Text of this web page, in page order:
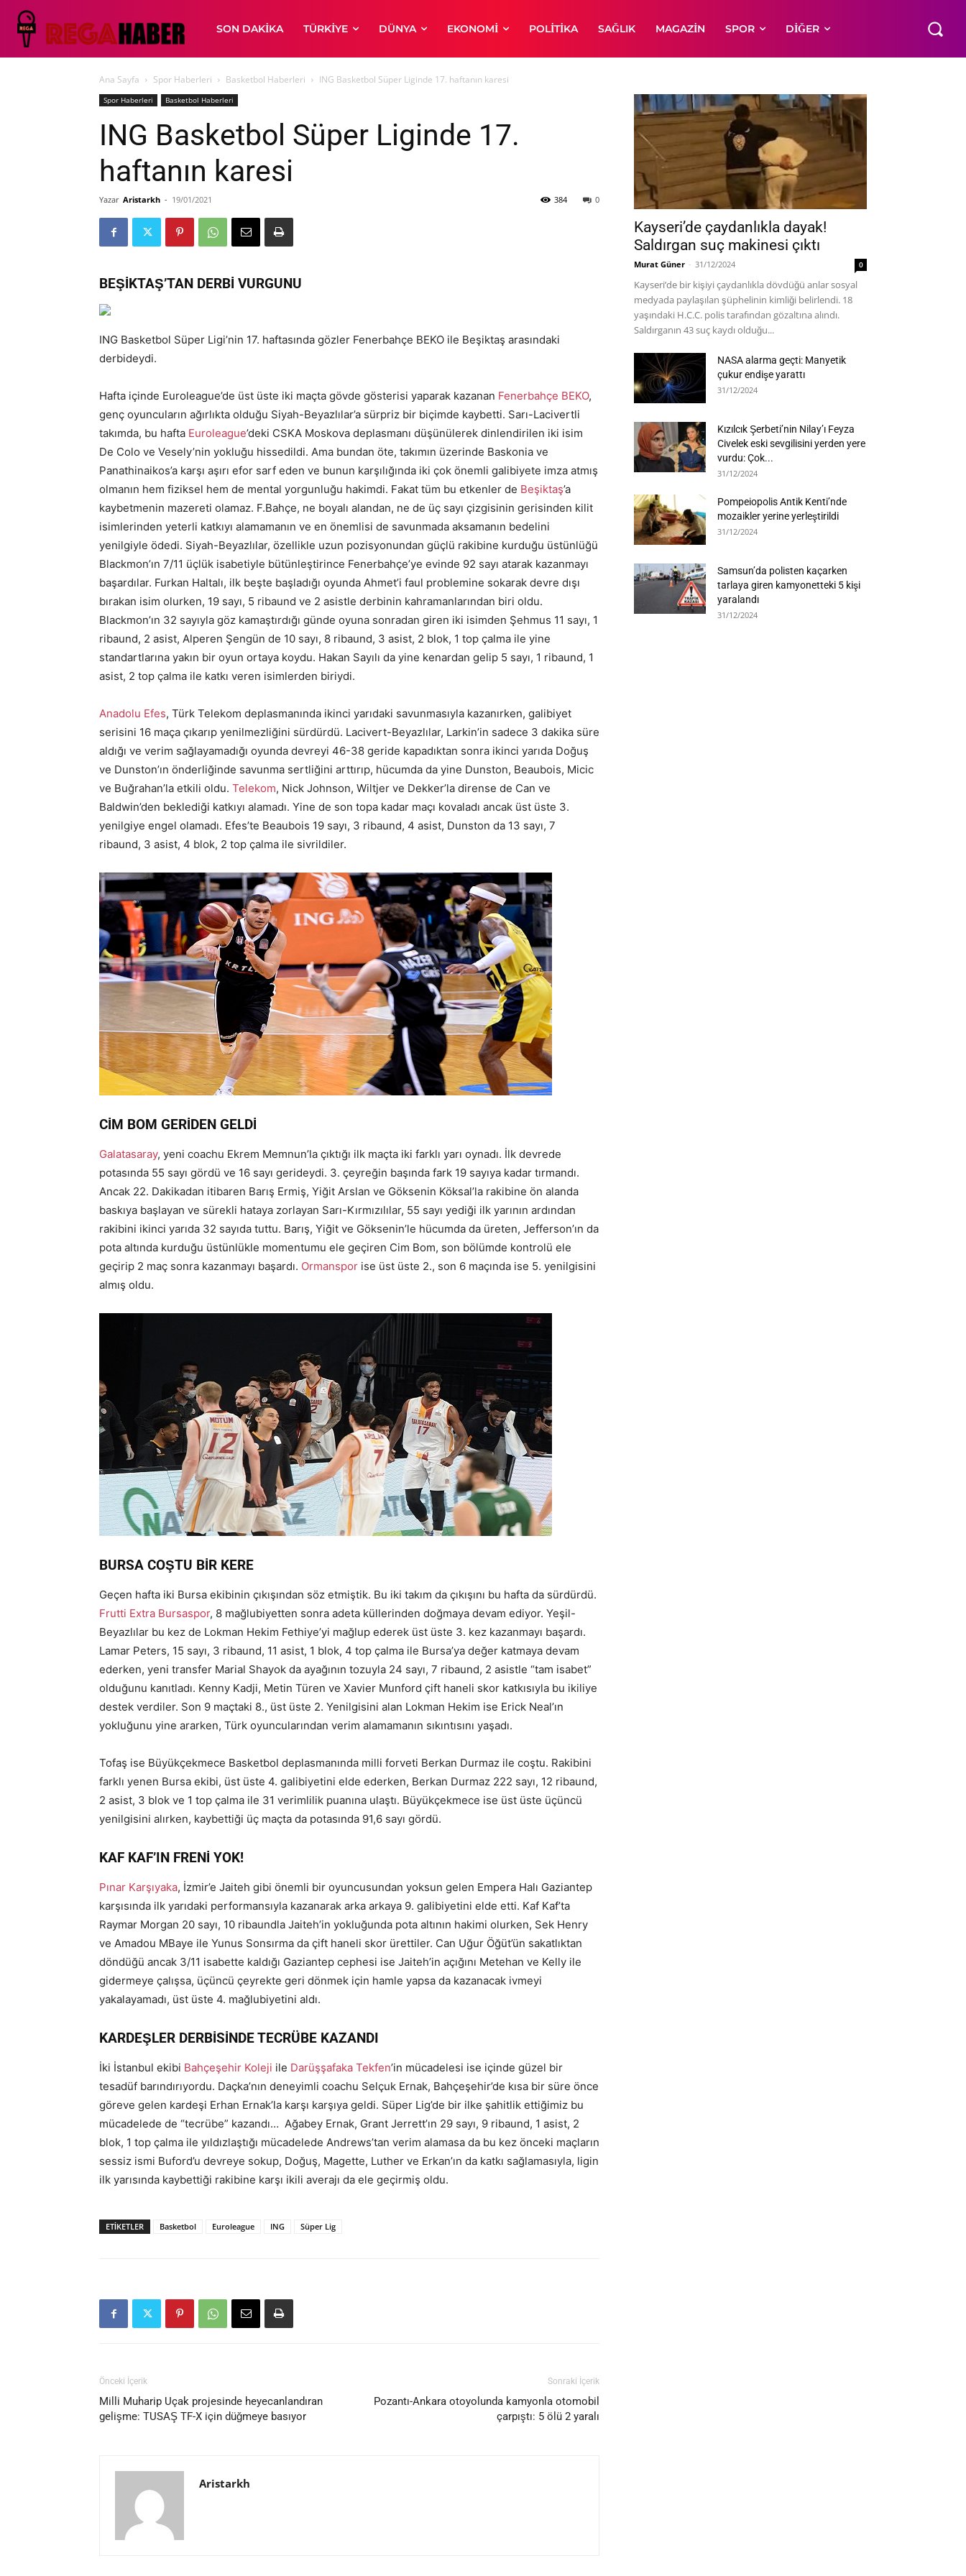
SON DAKIKA TÜRKIYE DÜNYA EKONOMI POLITIKA SAĞLIK MAGAZIN SPOR DIĞER
Ana Sayfa Spor Haberleri Basketbol Haberleri ING Basketbol Süper Liginde 17. haftanın karesi
Spor Haberleri Basketbol Haberleri
ING Basketbol Süper Liginde 17.
haftanın karesi
Yazar Aristarkh - 19/01/2021 0
384
BEŞİKTAŞ’TAN DERBİ VURGUNU
ING Basketbol Süper Ligi’nin 17. haftasında gözler Fenerbahçe BEKO ile Beşiktaş arasındaki
derbideydi.
Hafta içinde Euroleague’de üst üste iki maçta gövde gösterisi yaparak kazanan Fenerbahçe BEKO,
genç oyuncuların ağırlıkta olduğu Siyah-Beyazlılar’a sürpriz bir biçimde kaybetti. Sarı-Lacivertli
takımda, bu hafta Euroleague’deki CSKA Moskova deplasmanı düşünülerek dinlendirilen iki isim
De Colo ve Vesely’nin yokluğu hissedildi. Ama bundan öte, takımın üzerinde Baskonia ve
Panathinaikos’a karşı aşırı efor sarf eden ve bunun karşılığında iki çok önemli galibiyete imza atmış
olmanın hem fiziksel hem de mental yorgunluğu hakimdi. Fakat tüm bu etkenler de Beşiktaş’a
kaybetmenin mazereti olamaz. F.Bahçe, ne boyalı alandan, ne de üç sayı çizgisinin gerisinden kilit
isimlerinden yeterli katkıyı alamamanın ve en önemlisi de savunmada aksamanın bedelini
yenilgiyle ödedi. Siyah-Beyazlılar, özellikle uzun pozisyonundan güçlü rakibine kurduğu üstünlüğü
Blackmon’ın 7/11 üçlük isabetiyle bütünleştirince Fenerbahçe’ye evinde 92 sayı atarak kazanmayı
başardılar. Furkan Haltalı, ilk beşte başladığı oyunda Ahmet’i faul problemine sokarak devre dışı
bırakan isim olurken, 19 sayı, 5 ribaund ve 2 asistle derbinin kahramanlarından biri oldu.
Blackmon’ın 32 sayıyla göz kamaştırdığı günde oyuna sonradan giren iki isimden Şehmus 11 sayı, 1
ribaund, 2 asist, Alperen Şengün de 10 sayı, 8 ribaund, 3 asist, 2 blok, 1 top çalma ile yine
standartlarına yakın bir oyun ortaya koydu. Hakan Sayılı da yine kenardan gelip 5 sayı, 1 ribaund, 1
asist, 2 top çalma ile katkı veren isimlerden biriydi.
Anadolu Efes, Türk Telekom deplasmanında ikinci yarıdaki savunmasıyla kazanırken, galibiyet
serisini 16 maça çıkarıp yenilmezliğini sürdürdü. Lacivert-Beyazlılar, Larkin’in sadece 3 dakika süre
aldığı ve verim sağlayamadığı oyunda devreyi 46-38 geride kapadıktan sonra ikinci yarıda Doğuş
ve Dunston’ın önderliğinde savunma sertliğini arttırıp, hücumda da yine Dunston, Beaubois, Micic
ve Buğrahan’la etkili oldu. Telekom, Nick Johnson, Wiltjer ve Dekker’la dirense de Can ve
Baldwin’den beklediği katkıyı alamadı. Yine de son topa kadar maçı kovaladı ancak üst üste 3.
yenilgiye engel olamadı. Efes’te Beaubois 19 sayı, 3 ribaund, 4 asist, Dunston da 13 sayı, 7
ribaund, 3 asist, 4 blok, 2 top çalma ile sivrildiler.
CİM BOM GERİDEN GELDİ
Galatasaray, yeni coachu Ekrem Memnun’la çıktığı ilk maçta iki farklı yarı oynadı. İlk devrede
potasında 55 sayı gördü ve 16 sayı gerideydi. 3. çeyreğin başında fark 19 sayıya kadar tırmandı.
Ancak 22. Dakikadan itibaren Barış Ermiş, Yiğit Arslan ve Göksenin Köksal’la rakibine ön alanda
baskıya başlayan ve sürekli hataya zorlayan Sarı-Kırmızılılar, 55 sayı yediği ilk yarının ardından
rakibini ikinci yarıda 32 sayıda tuttu. Barış, Yiğit ve Göksenin’le hücumda da üreten, Jefferson’ın da
pota altında kurduğu üstünlükle momentumu ele geçiren Cim Bom, son bölümde kontrolü ele
geçirip 2 maç sonra kazanmayı başardı. Ormanspor ise üst üste 2., son 6 maçında ise 5. yenilgisini
almış oldu.
BURSA COŞTU BİR KERE
Geçen hafta iki Bursa ekibinin çıkışından söz etmiştik. Bu iki takım da çıkışını bu hafta da sürdürdü.
Frutti Extra Bursaspor, 8 mağlubiyetten sonra adeta küllerinden doğmaya devam ediyor. Yeşil-
Beyazlılar bu kez de Lokman Hekim Fethiye’yi mağlup ederek üst üste 3. kez kazanmayı başardı.
Lamar Peters, 15 sayı, 3 ribaund, 11 asist, 1 blok, 4 top çalma ile Bursa’ya değer katmaya devam
ederken, yeni transfer Marial Shayok da ayağının tozuyla 24 sayı, 7 ribaund, 2 asistle “tam isabet”
olduğunu kanıtladı. Kenny Kadji, Metin Türen ve Xavier Munford çift haneli skor katkısıyla bu ikiliye
destek verdiler. Son 9 maçtaki 8., üst üste 2. Yenilgisini alan Lokman Hekim ise Erick Neal’ın
yokluğunu yine ararken, Türk oyuncularından verim alamamanın sıkıntısını yaşadı.
Tofaş ise Büyükçekmece Basketbol deplasmanında milli forveti Berkan Durmaz ile coştu. Rakibini
farklı yenen Bursa ekibi, üst üste 4. galibiyetini elde ederken, Berkan Durmaz 222 sayı, 12 ribaund,
2 asist, 3 blok ve 1 top çalma ile 31 verimlilik puanına ulaştı. Büyükçekmece ise üst üste üçüncü
yenilgisini alırken, kaybettiği üç maçta da potasında 91,6 sayı gördü.
KAF KAF’IN FRENİ YOK!
Pınar Karşıyaka, İzmir’e Jaiteh gibi önemli bir oyuncusundan yoksun gelen Empera Halı Gaziantep
karşısında ilk yarıdaki performansıyla kazanarak arka arkaya 9. galibiyetini elde etti. Kaf Kaf’ta
Raymar Morgan 20 sayı, 10 ribaundla Jaiteh’in yokluğunda pota altının hakimi olurken, Sek Henry
ve Amadou MBaye ile Yunus Sonsırma da çift haneli skor ürettiler. Can Uğur Öğüt’ün sakatlıktan
döndüğü ancak 3/11 isabette kaldığı Gaziantep cephesi ise Jaiteh’in açığını Metehan ve Kelly ile
gidermeye çalışsa, üçüncü çeyrekte geri dönmek için hamle yapsa da kazanacak ivmeyi
yakalayamadı, üst üste 4. mağlubiyetini aldı.
KARDEŞLER DERBİSİNDE TECRÜBE KAZANDI
İki İstanbul ekibi Bahçeşehir Koleji ile Darüşşafaka Tekfen’in mücadelesi ise içinde güzel bir
tesadüf barındırıyordu. Daçka’nın deneyimli coachu Selçuk Ernak, Bahçeşehir’de kısa bir süre önce
göreve gelen kardeşi Erhan Ernak’la karşı karşıya geldi. Süper Lig’de bir ilke şahitlik ettiğimiz bu
mücadelede de “tecrübe” kazandı… Ağabey Ernak, Grant Jerrett’ın 29 sayı, 9 ribaund, 1 asist, 2
blok, 1 top çalma ile yıldızlaştığı mücadelede Andrews’tan verim alamasa da bu kez önceki maçların
sessiz ismi Buford’u devreye sokup, Doğuş, Magette, Luther ve Erkan’ın da katkı sağlamasıyla, ligin
ilk yarısında kaybettiği rakibine karşı ikili averajı da ele geçirmiş oldu.
ETIKETLER Basketbol Euroleague ING Süper Lig
Önceki İçerik
Milli Muharip Uçak projesinde heyecanlandıran
gelişme: TUSAŞ TF-X için düğmeye basıyor
Sonraki İçerik
Pozantı-Ankara otoyolunda kamyonla otomobil
çarpıştı: 5 ölü 2 yaralı
Aristarkh
Kayseri’de çaydanlıkla dayak!
Saldırgan suç makinesi çıktı
Murat Güner - 31/12/2024 0
Kayseri’de bir kişiyi çaydanlıkla dövdüğü anlar sosyal
medyada paylaşılan şüphelinin kimliği belirlendi. 18
yaşındaki H.C.C. polis tarafından gözaltına alındı.
Saldırganın 43 suç kaydı olduğu...
NASA alarma geçti: Manyetik
çukur endişe yarattı
31/12/2024
Kızılcık Şerbeti’nin Nilay’ı Feyza
Civelek eski sevgilisini yerden yere
vurdu: Çok...
31/12/2024
Pompeiopolis Antik Kenti’nde
mozaikler yerine yerleştirildi
31/12/2024
Samsun’da polisten kaçarken
tarlaya giren kamyonetteki 5 kişi
yaralandı
31/12/2024